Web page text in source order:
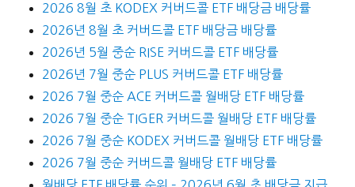
2026 8월 초 KODEX 커버드콜 ETF 배당금 배당률
2026년 8월 초 커버드콜 ETF 배당금 배당률
2026년 5월 중순 RISE 커버드콜 ETF 배당률
2026년 7월 중순 PLUS 커버드콜 ETF 배당률
2026 7월 중순 ACE 커버드콜 월배당 ETF 배당률
2026 7월 중순 TIGER 커버드콜 월배당 ETF 배당률
2026 7월 중순 KODEX 커버드콜 월배당 ETF 배당률
2026 7월 중순 커버드콜 월배당 ETF 배당률
월배당 ETF 배당률 순위 – 2026년 6월 초 배당금 지급